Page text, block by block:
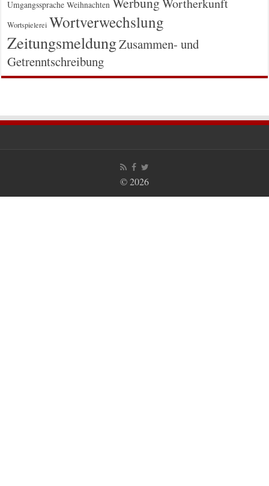
Umgangssprache Weihnachten
Wortspielerei Wortverwechslung
ZeitungsmeldungZusammen- und
Getrenntschreibung
© 2026